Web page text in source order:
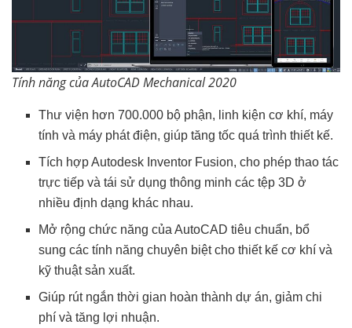
Tính năng của AutoCAD Mechanical 2020
Thư viện hơn 700.000 bộ phận, linh kiện cơ khí, máy
tính và máy phát điện, giúp tăng tốc quá trình thiết kế.
Tích hợp Autodesk Inventor Fusion, cho phép thao tác
trực tiếp và tái sử dụng thông minh các tệp 3D ở
nhiều định dạng khác nhau.
Mở rộng chức năng của AutoCAD tiêu chuẩn, bổ
sung các tính năng chuyên biệt cho thiết kế cơ khí và
kỹ thuật sản xuất.
Giúp rút ngắn thời gian hoàn thành dự án, giảm chi
phí và tăng lợi nhuận.